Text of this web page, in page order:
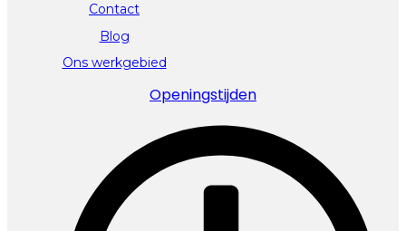
Contact
Blog
Ons werkgebied
Openingstijden